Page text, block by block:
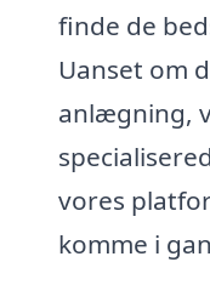
finde de
Uanset om
anlægning,
vores
komme i